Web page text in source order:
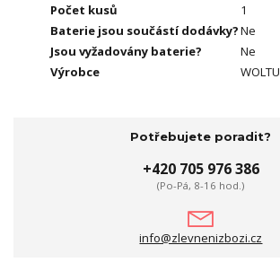
Počet kusů
1
Baterie jsou součástí dodávky?Ne
Jsou vyžadovány baterie?
Ne
Výrobce
WOLTU
Potřebujete poradit?
+420 705 976 386
(Po-Pá, 8-16 hod.)
info@zlevnenizbozi.cz